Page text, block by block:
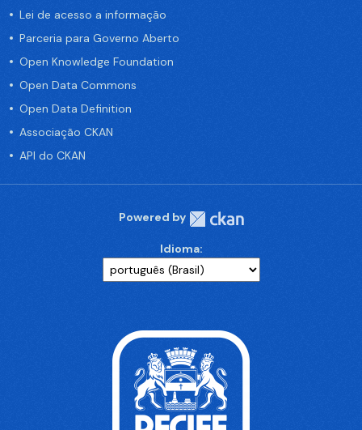
Lei de acesso a informação
Parceria para Governo Aberto
Open Knowledge Foundation
Open Data Commons
Open Data Definition
Associação CKAN
API do CKAN
Powered by
Idioma